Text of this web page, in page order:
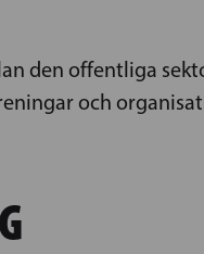
den offentliga
och